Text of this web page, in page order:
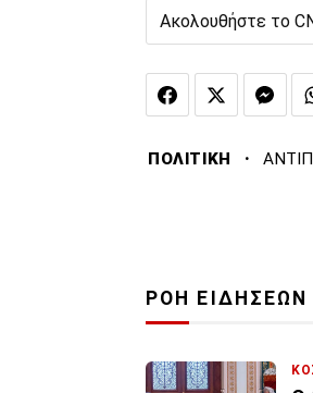
Ακολουθήστε το
ΠΟΛΙΤΙΚΗ ·
ΡΟΗ ΕΙΔΗΣΕΩΝ